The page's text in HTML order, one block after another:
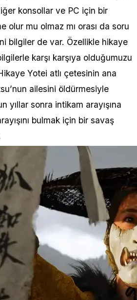
konsollar ve PC için bir
olur mu olmaz mı orası da soru
bilgiler de var. Özellikle hikaye
karşı karşıya olduğumuzu
Yotei atlı çetesinin ana
ailesini öldürmesiyle
yıllar sonra intikam arayışına
bulmak için bir savaş